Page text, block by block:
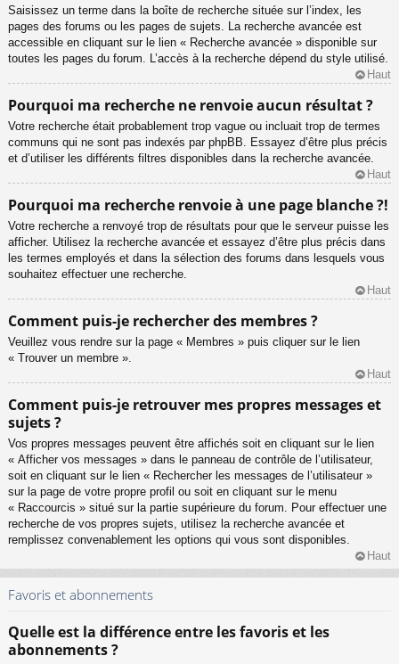
Saisissez un terme dans la boîte de recherche située sur l’index, les
pages des forums ou les pages de sujets. La recherche avancée est
accessible en cliquant sur le lien « Recherche avancée » disponible sur
toutes les pages du forum. L’accès à la recherche dépend du style utilisé.
Haut
Pourquoi ma recherche ne renvoie aucun résultat ?
Votre recherche était probablement trop vague ou incluait trop de termes
communs qui ne sont pas indexés par phpBB. Essayez d’être plus précis
et d’utiliser les différents filtres disponibles dans la recherche avancée.
Haut
Pourquoi ma recherche renvoie à une page blanche ?!
Votre recherche a renvoyé trop de résultats pour que le serveur puisse les
afficher. Utilisez la recherche avancée et essayez d’être plus précis dans
les termes employés et dans la sélection des forums dans lesquels vous
souhaitez effectuer une recherche.
Haut
Comment puis-je rechercher des membres ?
Veuillez vous rendre sur la page « Membres » puis cliquer sur le lien
« Trouver un membre ».
Haut
Comment puis-je retrouver mes propres messages et
sujets ?
Vos propres messages peuvent être affichés soit en cliquant sur le lien
« Afficher vos messages » dans le panneau de contrôle de l’utilisateur,
soit en cliquant sur le lien « Rechercher les messages de l’utilisateur »
sur la page de votre propre profil ou soit en cliquant sur le menu
« Raccourcis » situé sur la partie supérieure du forum. Pour effectuer une
recherche de vos propres sujets, utilisez la recherche avancée et
remplissez convenablement les options qui vous sont disponibles.
Haut
Favoris et abonnements
Quelle est la différence entre les favoris et les
abonnements ?